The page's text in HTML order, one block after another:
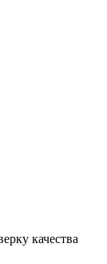
качества